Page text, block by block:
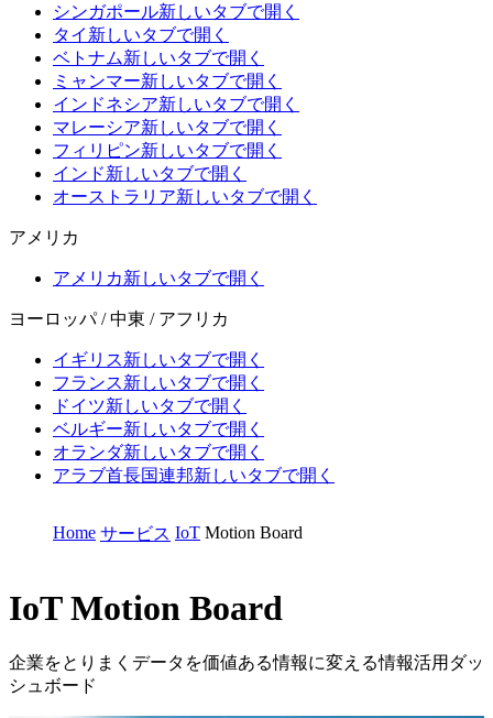
シンガポール新しいタブで開く
タイ 新しいタブで開く
ベトナム新しいタブで開く
ミャンマー新しいタブで開く
インドネシア新しいタブで開く
マレーシア新しいタブで開く
フィリピン新しいタブで開く
インド新しいタブで開く
オーストラリア新しいタブで開く
アメリカ
アメリカ新しいタブで開く
ヨーロッパ / 中東 / アフリカ
イギリス新しいタブで開く
フランス新しいタブで開く
ドイツ新しいタブで開く
ベルギー新しいタブで開く
オランダ新しいタブで開く
アラブ首長国連邦新しいタブで開く
Home サービス IoT Motion Board
IoT Motion Board
企業をとりまくデータを価値ある情報に変える情報活用ダッ
シュボード